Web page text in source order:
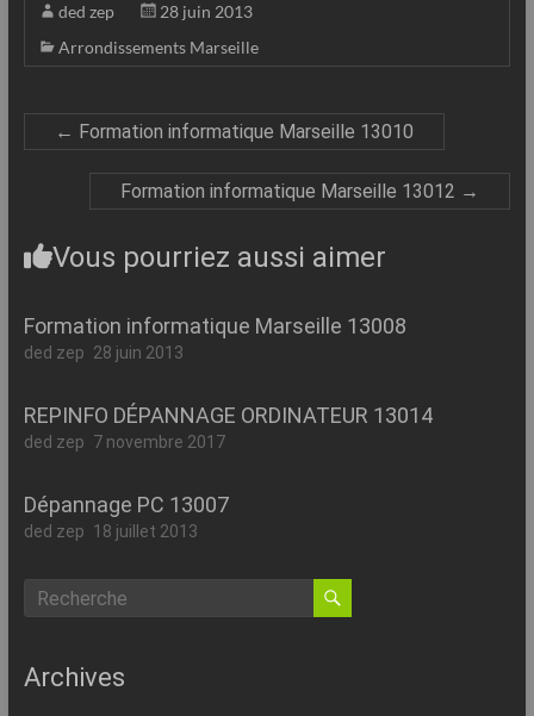
ded zep
28 juin 2013
Arrondissements Marseille
← Formation informatique Marseille 13010
Formation informatique Marseille 13012 →
Vous pourriez aussi aimer
Formation informatique Marseille 13008
ded zep 28 juin 2013
REPINFO DÉPANNAGE ORDINATEUR 13014
ded zep 7 novembre 2017
Dépannage PC 13007
ded zep 18 juillet 2013
Archives